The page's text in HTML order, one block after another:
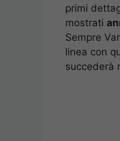
primi
mostrati
Sempre
linea con
succederà